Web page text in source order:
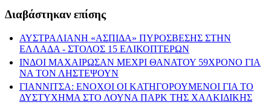
Διαβάστηκαν επίσης
ΑΥΣΤΡΑΛΙΑΝΗ «ΑΣΠΙΔΑ» ΠΥΡΟΣΒΕΣΗΣ ΣΤΗΝ
ΕΛΛΑΔΑ - ΣΤΟΛΟΣ 15 ΕΛΙΚΟΠΤΕΡΩΝ
ΙΝΔΟΙ ΜΑΧΑΙΡΩΣΑΝ ΜΕΧΡΙ ΘΑΝΑΤΟΥ 59ΧΡΟΝΟ ΓΙΑ
ΝΑ ΤΟΝ ΛΗΣΤΕΨΟΥΝ
ΓΙΑΝΝΙΤΣΑ: ΕΝΟΧΟΙ ΟΙ ΚΑΤΗΓΟΡΟΥΜΕΝΟΙ ΓΙΑ ΤΟ
ΔΥΣΤΥΧΗΜΑ ΣΤΟ ΛΟΥΝΑ ΠΑΡΚ ΤΗΣ ΧΑΛΚΙΔΙΚΗΣ